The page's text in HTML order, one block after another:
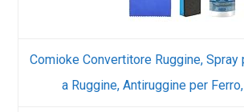
Comioke Convertitore Ruggine, Spray
a Ruggine, Antiruggine per